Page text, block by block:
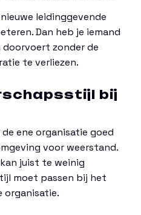
leidinggevende
Dan heb je iemand
zonder de
te verliezen.
bij
ene organisatie goed
voor weerstand.
juist te weinig
moet passen bij het
organisatie.